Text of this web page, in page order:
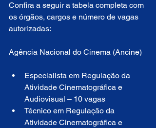
Confira a seguir a tabela completa com
os órgãos, cargos e número de vagas
autorizadas:
Agência Nacional do Cinema (Ancine)
Especialista em Regulação da
Atividade Cinematográfica e
Audiovisual – 10 vagas
Técnico em Regulação da
Atividade Cinematográfica e